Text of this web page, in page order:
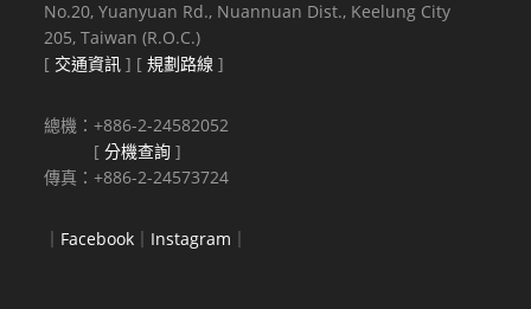
No.20, Yuanyuan Rd., Nuannuan Dist., Keelung City
205, Taiwan (R.O.C.)
[ 交通資訊 ] [規劃路線 ]
總機：+886-2-24582052
[分機查詢 ]
傳真：+886-2-24573724
｜ Facebook ｜ Instagram ｜